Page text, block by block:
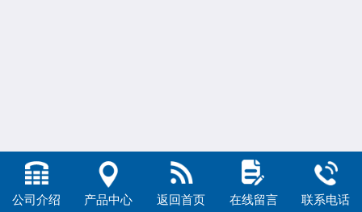
公司介绍 产品中心 返回首页 在线留言 联系电话